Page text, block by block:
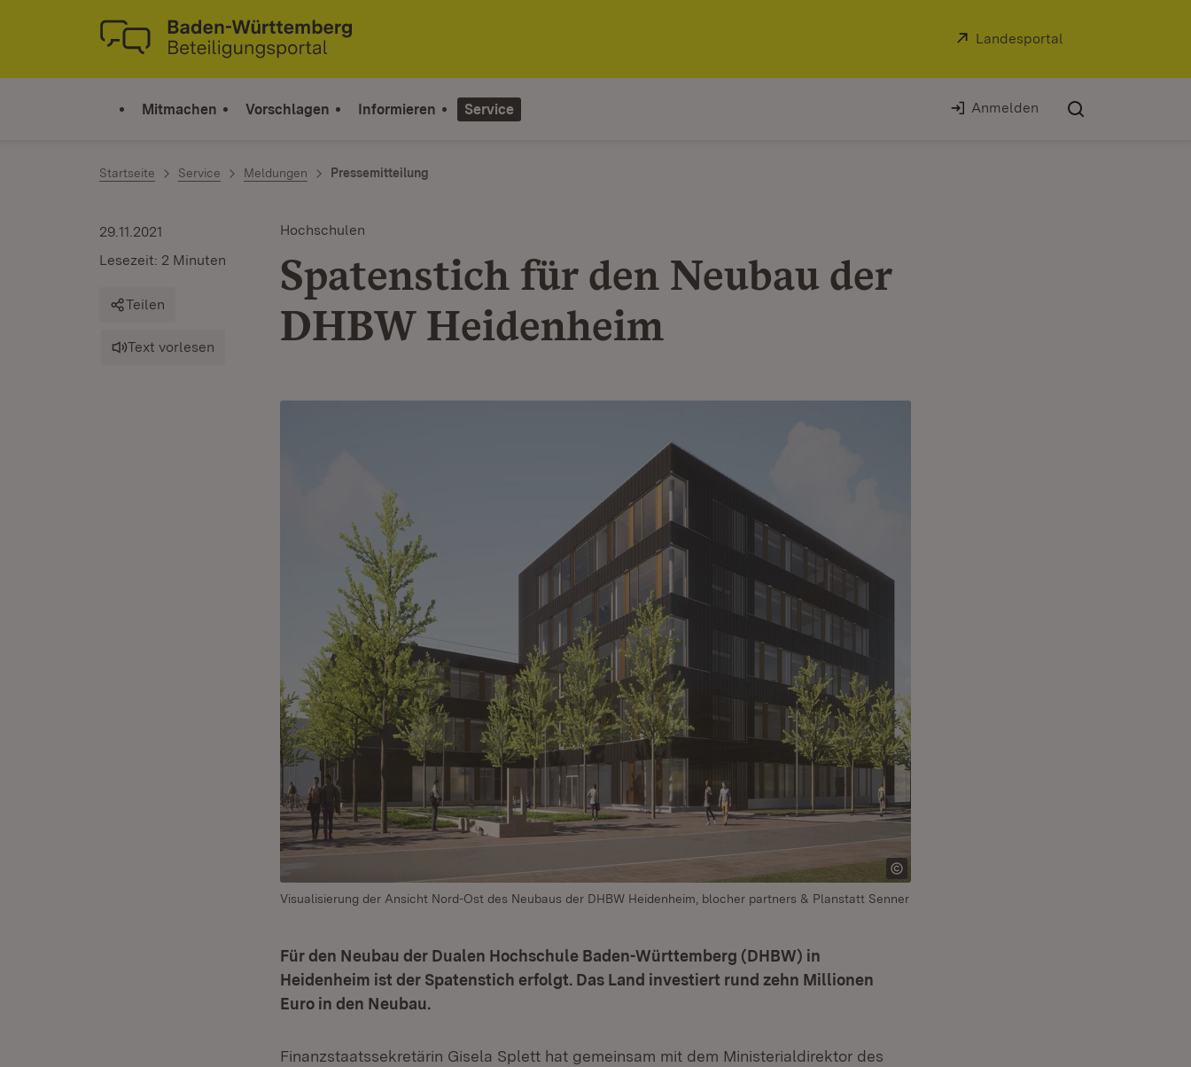
Zum Inhalt springen
Link zur Startseite
Extern:
Landesportal
Mitmachen Vorschlagen Informieren Service Anmelden
Startseite Service Meldungen Pressemitteilung
Hochschulen
Spatenstich für den Neubau der
DHBW Heidenheim
29.11.2021
Lesezeit: 2 Minuten
Teilen
Text vorlesen
Visualisierung der Ansicht Nord-Ost des Neubaus der DHBW Heidenheim, blocher partners & Planstatt Senner
Für den Neubau der Dualen Hochschule Baden-Württemberg (DHBW) in
Heidenheim ist der Spatenstich erfolgt. Das Land investiert rund zehn Millionen
Euro in den Neubau.
Finanzstaatssekretärin Gisela Splett hat gemeinsam mit dem Ministerialdirektor des